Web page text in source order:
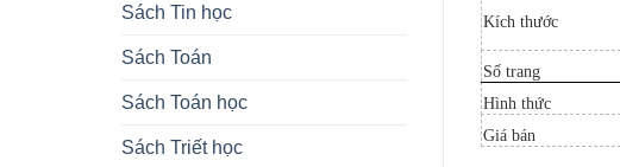
Sách Tin học
Sách Toán
Sách Toán học
Sách Triết học
Kích thước
Số trang
Hình thức
Giá bán